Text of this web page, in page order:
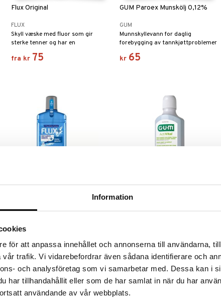
Information
för att anpassa innehållet och annonserna till användarna,
trafik. Vi vidarebefordrar även sådana identifierare och
och analysföretag som vi samarbetar med. Dessa kan i
har tillhandahållit eller som de har samlat in när du har
användande av vår webbplats.
Flux Original
FLUX
Skyll væske med fluor som gir
sterke tenner og har en
forebyggende effekt mot karies.
fra kr 75
GUM Paroex Munskölj 0,12%
GUM
Munnskyllevann for daglig
forebygging av tannkjøttproblemer
og plakkdannelse.
kr 65
effekt, den gir både frisk pust og
motvirker karies.
kr 89
GUM ActiVital Mouthrinse
kr 79